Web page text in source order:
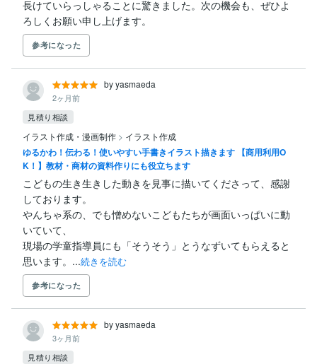
長けていらっしゃることに驚きました。次の機会も、ぜひよ
ろしくお願い申し上げます。
参考になった
by yasmaeda
2ヶ月前
見積り相談
イラスト作成・漫画制作 > イラスト作成
ゆるかわ！伝わる！使いやすい手書きイラスト描きます 【商用利用O
K！】教材・商材の資料作りにも役立ちます
こどもの生き生きした動きを見事に描いてくださって、感謝
しております。
やんちゃ系の、でも憎めないこどもたちが画面いっぱいに動
いていて、
現場の学童指導員にも「そうそう」とうなずいてもらえると
思います。...続きを読む
参考になった
by yasmaeda
3ヶ月前
見積り相談